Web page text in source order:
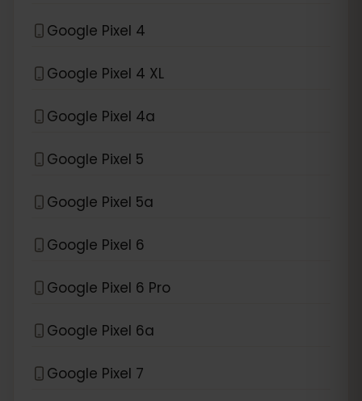
Google Pixel 4
Google Pixel 4 XL
Google Pixel 4a
Google Pixel 5
Google Pixel 5a
Google Pixel 6
Google Pixel 6 Pro
Google Pixel 6a
Google Pixel 7